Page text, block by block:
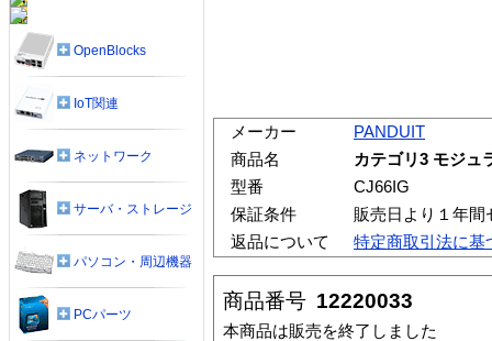
メーカー
PANDUIT
商品名
カテゴリ3 モジュ
型番
CJ66IG
保証条件
販売日より１年間
返品について
特定商取引法に基
商品番号 12220033
本商品は販売を終了しました
OpenBlocks
IoT関連
ネットワーク
サーバ・ストレージ
パソコン・周辺機器
PCパーツ